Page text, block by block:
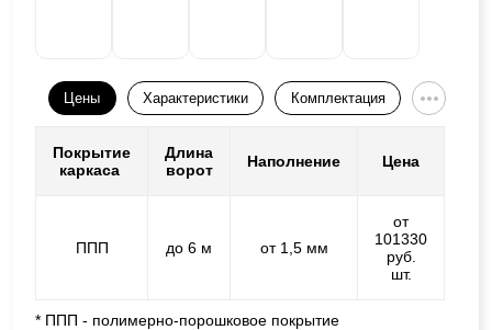
Цены Характеристики Комплектация
Покрытие
каркаса
Длина
ворот
Наполнение Цена
ППП до 6 м от 1,5 мм
от
101330
руб.
шт.
* ППП - полимерно-порошковое покрытие